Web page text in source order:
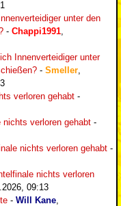
unter den
- Chappi1991
Innenverteidiger unter
- Smeller
verloren gehabt -
nichts verloren gehabt -
nichts verloren gehabt -
nichts verloren
09:13
- Will Kane